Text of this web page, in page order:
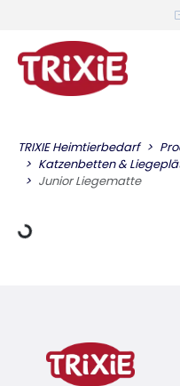
TRIXIE Heimtierbedarf
Katzenbetten &
Junior Liegematte